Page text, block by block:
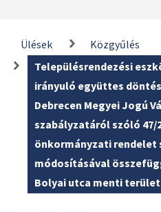
Ülések
Közgyűlés
Településrendezési
irányuló együttes
Debrecen Megyei Jogú
szabályzatáról szóló 47/
önkormányzati rendelet
módosításával
Bolyai utca menti